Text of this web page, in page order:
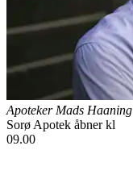
Apoteker Mads Haaning
Sorø Apotek åbner kl
09.00